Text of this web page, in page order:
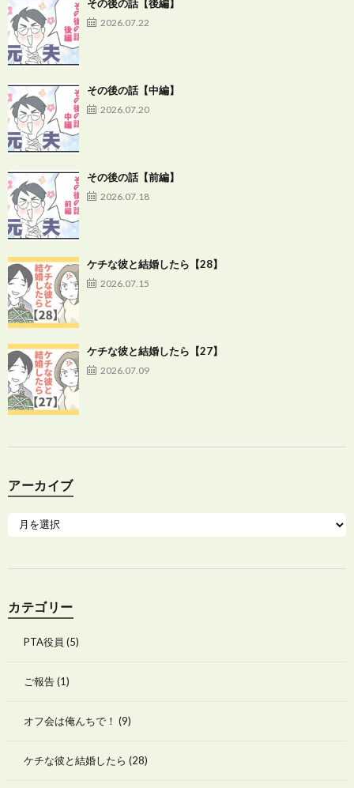
その後の話【後編】
2026.07.22
その後の話【中編】
2026.07.20
その後の話【前編】
2026.07.18
ケチな彼と結婚したら【28】
2026.07.15
ケチな彼と結婚したら【27】
2026.07.09
アーカイブ
カテゴリー
PTA役員 (5)
ご報告(1)
オフ会は俺んちで！ (9)
ケチな彼と結婚したら (28)